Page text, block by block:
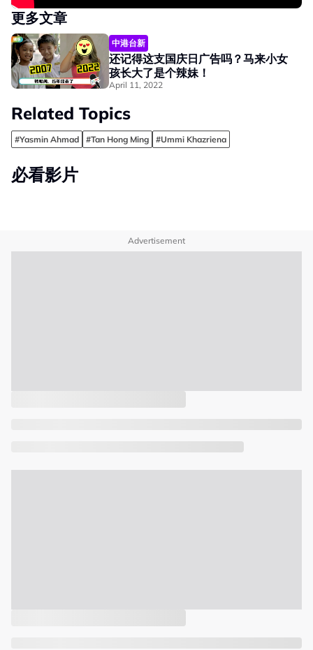
更多文章
中港台新
还记得这支国庆日广告吗？马来小女
孩长大了是个辣妹！
April 11, 2022
Related Topics
#Yasmin Ahmad #Tan Hong Ming #Ummi Khazriena
必看影片
Advertisement